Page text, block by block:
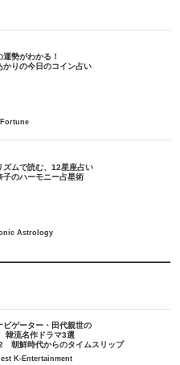
運勢がわかる！
ズムで読む、12星座占い
ビゲーター・田代親世の
韓流名作ドラマ3選
朝鮮時代からのタイムスリップ
K-Entertainment